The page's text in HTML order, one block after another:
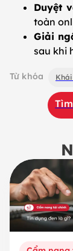
Duyệt
toàn
Giải
sau khi
Từ khóa